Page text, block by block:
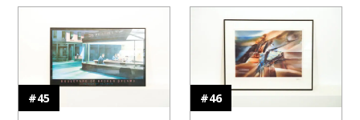
#45 #46